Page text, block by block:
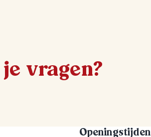
vragen?
Openingstijden